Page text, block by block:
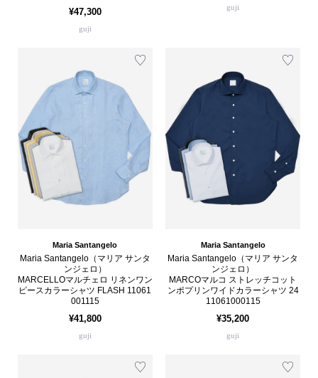
¥47,300
guji
guji
Maria Santangelo
Maria Santangelo（マリア サンタ
ンジェロ）
MARCELLOマルチェロ リネンワン
ピースカラーシャツ FLASH 11061
001115
¥41,800
guji
Maria Santangelo
Maria Santangelo（マリア サンタ
ンジェロ）
MARCOマルコ ストレッチコット
ンポプリンワイドカラーシャツ 24
11061000115
¥35,200
guji